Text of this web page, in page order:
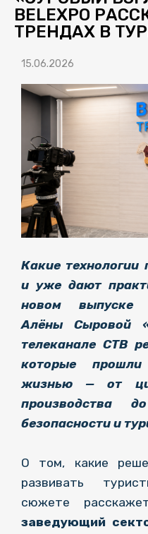
BELEXPO
ТРЕНДАХ В
15.06.2026
Какие технологии
и уже дают
новом выпуске
Алёны Сыровой
телеканале СТВ
которые прошли
жизнью — от
производства
безопасности и
О том, какие
развивать
сюжете
заведующий